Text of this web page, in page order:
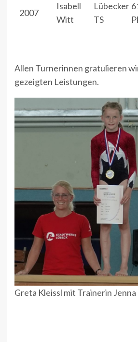
2007
Isabell
Witt
Lübecker
TS
Allen Turnerinnen gratulieren
gezeigten Leistungen.
Greta Kleissl mit Trainerin Jenna